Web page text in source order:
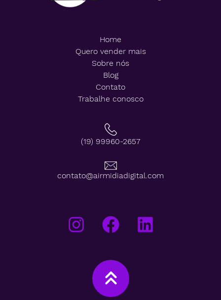
Home
Quero vender mais
Sobre nós
Blog
Contato
Trabalhe conosco
(19) 99960-2657
contato@airmidiadigital.com